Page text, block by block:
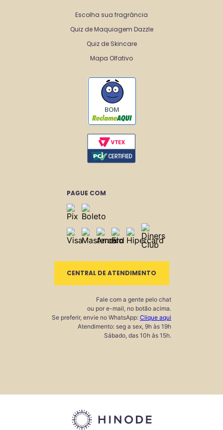
Escolha sua fragrância
Quiz de Maquiagem Dazzle
Quiz de Skincare
Mapa Olfativo
BOM
PAGUE COM
CENTRAL DE ATENDIMENTO
Fale com a gente pelo chat
ou por e-mail, no botão acima.
Se preferir, envie no WhatsApp: Clique aqui
Atendimento: seg a sex, 9h às 19h
Sábado, das 10h às 15h.